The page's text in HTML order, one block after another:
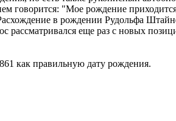
говорится: "Мое рождение
в рождении Рудольфа
рассматривался еще раз с новых
как правильную дату рождения.